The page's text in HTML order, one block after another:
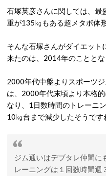
石塚英彦さんに関しては、
重が135㎏もある超メタボ体
そんな石塚さんがダイエット
来たのは、2014年のこととな
2000年代中盤よりスポーツ
は、2000年代末頃より本格
なり、1日数時間のトレーニ
10㎏台まで減少したそうです
ジム通いはデブタレ仲間に
レーニングは１回数時間週